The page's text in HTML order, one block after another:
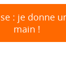
: je donne
main !